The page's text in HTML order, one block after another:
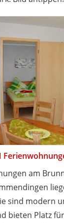
am
sind modern
bieten Platz